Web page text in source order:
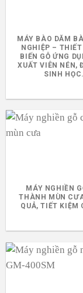
MÁY BÀO DĂM
NGHIỆP –
BIẾN GỖ ỨNG
XUẤT VIÊN NÉN,
SINH
MÁY NGHIỀN
THÀNH MÙN
QUẢ, TIẾT KIỆM